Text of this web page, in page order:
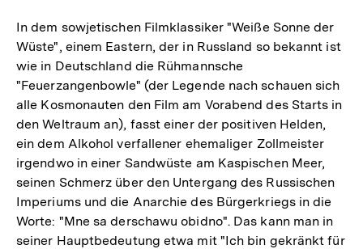
In dem sowjetischen Filmklassiker "Weiße Sonne der
Wüste", einem Eastern, der in Russland so bekannt ist
wie in Deutschland die Rühmannsche
"Feuerzangenbowle" (der Legende nach schauen sich
alle Kosmonauten den Film am Vorabend des Starts in
den Weltraum an), fasst einer der positiven Helden,
ein dem Alkohol verfallener ehemaliger Zollmeister
irgendwo in einer Sandwüste am Kaspischen Meer,
seinen Schmerz über den Untergang des Russischen
Imperiums und die Anarchie des Bürgerkriegs in die
Worte: "Mne sa derschawu obidno". Das kann man in
seiner Hauptbedeutung etwa mit "Ich bin gekränkt für